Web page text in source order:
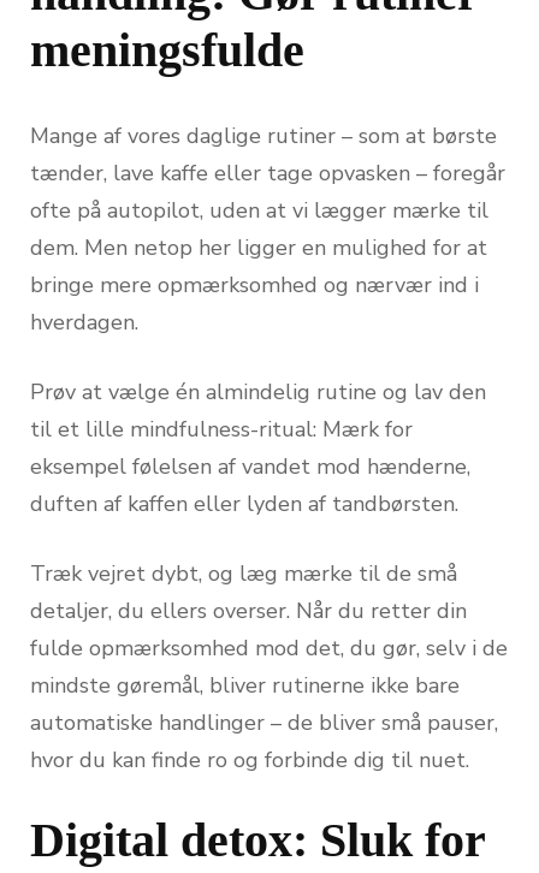
meningsfulde
Mange af vores daglige rutiner – som at børste
tænder, lave kaffe eller tage opvasken – foregår
ofte på autopilot, uden at vi lægger mærke til
dem. Men netop her ligger en mulighed for at
bringe mere opmærksomhed og nærvær ind i
hverdagen.
Prøv at vælge én almindelig rutine og lav den
til et lille mindfulness-ritual: Mærk for
eksempel følelsen af vandet mod hænderne,
duften af kaffen eller lyden af tandbørsten.
Træk vejret dybt, og læg mærke til de små
detaljer, du ellers overser. Når du retter din
fulde opmærksomhed mod det, du gør, selv i de
mindste gøremål, bliver rutinerne ikke bare
automatiske handlinger – de bliver små pauser,
hvor du kan finde ro og forbinde dig til nuet.
Digital detox: Sluk for